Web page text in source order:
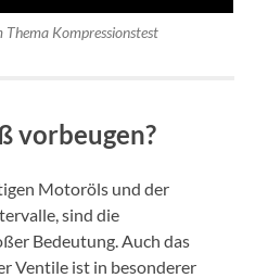
Thema Kompressionstest
vorbeugen?
Motoröls und der
sind die
Bedeutung. Auch das
Ventile ist in besonderer